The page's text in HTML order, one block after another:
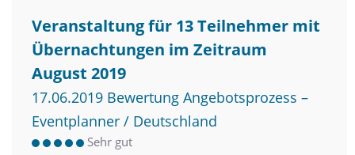
Veranstaltung für 13 Teilnehmer mit
Übernachtungen im Zeitraum
August 2019
17.06.2019 Bewertung Angebotsprozess –
Eventplanner / Deutschland
Sehr gut